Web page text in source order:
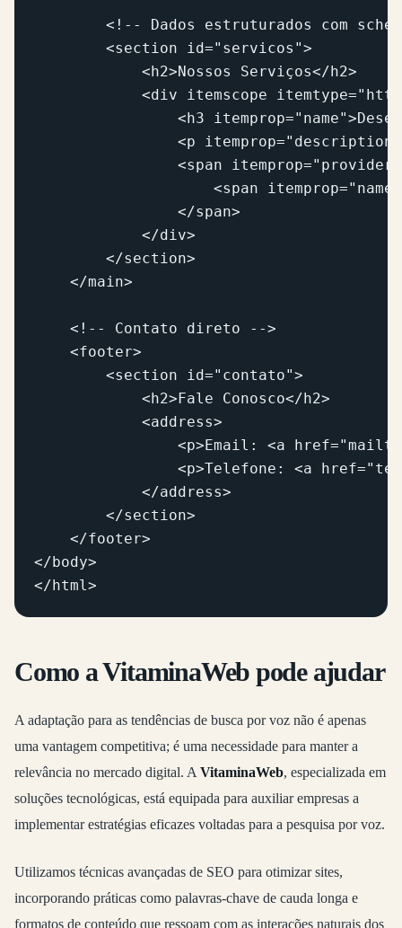
<!-- Dados estruturados com
        <section id="servicos">
            <h2>Nossos Serviços</h2>
<div itemscope
<h3
<p
<span
<span
                </span>
            </div>
        </section>
    </main>
    <!-- Contato direto -->
    <footer>
        <section id="contato">
            <h2>Fale Conosco</h2>
            <address>
<p>Email: <a
<p>Telefone: <a
            </address>
        </section>
    </footer>
</body>
Como a VitaminaWeb pode ajudar
A adaptação para as tendências de busca por voz não é apenas
uma vantagem competitiva; é uma necessidade para manter a
relevância no mercado digital. AVitaminaWeb, especializada em
soluções tecnológicas, está equipada para auxiliar empresas a
implementar estratégias eficazes voltadas para a pesquisa por voz.
Utilizamos técnicas avançadas de SEO para otimizar sites,
incorporando práticas como palavras-chave de cauda longa e
formatos de conteúdo que ressoam com as interações naturais dos